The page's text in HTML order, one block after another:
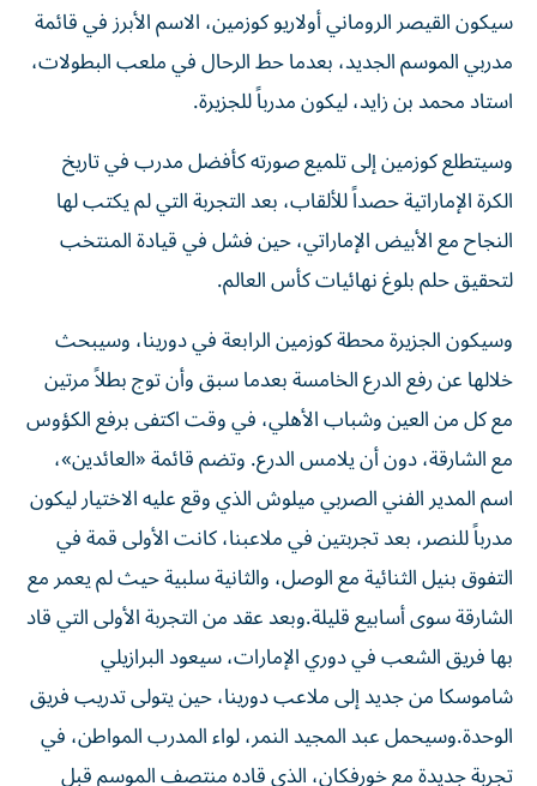
سيكون القيصر الروماني أولاريو كوزمين، الاسم الأبرز في قائمة
مدربي الموسم الجديد، بعدما حط الرحال في ملعب البطولات،
استاد محمد بن زايد، ليكون مدرباً للجزيرة.
وسيتطلع كوزمين إلى تلميع صورته كأفضل مدرب في تاريخ
الكرة الإماراتية حصداً للألقاب، بعد التجربة التي لم يكتب لها
النجاح مع الأبيض الإماراتي، حين فشل في قيادة المنتخب
لتحقيق حلم بلوغ نهائيات كأس العالم.
وسيكون الجزيرة محطة كوزمين الرابعة في دورينا، وسيبحث
خلالها عن رفع الدرع الخامسة بعدما سبق وأن توج بطلاً مرتين
مع كل من العين وشباب الأهلي، في وقت اكتفى برفع الكؤوس
مع الشارقة، دون أن يلامس الدرع. وتضم قائمة «العائدين»،
اسم المدير الفني الصربي ميلوش الذي وقع عليه الاختيار ليكون
مدرباً للنصر، بعد تجربتين في ملاعبنا، كانت الأولى قمة في
التفوق بنيل الثنائية مع الوصل، والثانية سلبية حيث لم يعمر مع
الشارقة سوى أسابيع قليلة.وبعد عقد من التجربة الأولى التي قاد
بها فريق الشعب في دوري الإمارات، سيعود البرازيلي
شاموسكا من جديد إلى ملاعب دورينا، حين يتولى تدريب فريق
الوحدة.وسيحمل عبد المجيد النمر، لواء المدرب المواطن، في
تجربة جديدة مع خورفكان، الذي قاده منتصف الموسم قبل